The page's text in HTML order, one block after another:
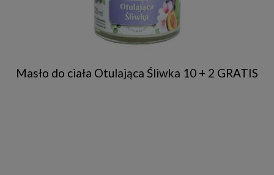
Masło do ciała Otulająca Śliwka 10 + 2 GRATIS